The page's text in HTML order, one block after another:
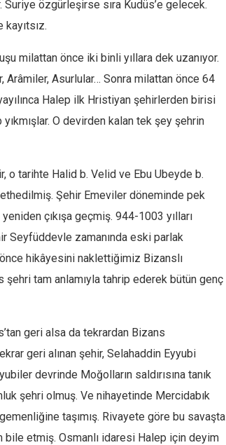
özgürleşirse sıra Kudüs’e gelecek.
milattan önce iki binli yıllara dek uzanıyor.
Asurlular… Sonra milattan önce 64
Halep ilk Hristiyan şehirlerden birisi
O devirden kalan tek şey şehrin
o tarihte Halid b. Velid ve Ebu Ubeyde b.
Şehir Emeviler döneminde pek
çıkışa geçmiş. 944-1003 yılları
Seyfüddevle zamanında eski parlak
hikâyesini naklettiğimiz Bizanslı
tam anlamıyla tahrip ederek bütün genç
geri alsa da tekrardan Bizans
geri alınan şehir, Selahaddin Eyyubi
devrinde Moğolların saldırısına tanık
şehri olmuş. Ve nihayetinde Mercidabık
taşımış. Rivayete göre bu savaşta
bile etmiş. Osmanlı idaresi Halep için deyim